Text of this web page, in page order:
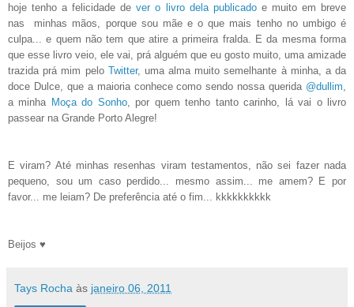
hoje tenho a felicidade dever o livro dela publicadoe muito em breve
nas minhas mãos, porque sou mãe e o que mais tenho no umbigo é
culpa... e quem não tem que atire a primeira fralda. E da mesma forma
que esse livro veio, ele vai, prá alguém que eu gosto muito, uma amizade
trazida prá mim pelo Twitter, uma alma muito semelhante à minha, a da
doce Dulce, que a maioria conhece como sendo nossa querida @dullim
a minha Moça do Sonho, por quem tenho tanto carinho, lá vai o livro
passear na Grande Porto Alegre!
E viram? Até minhas resenhas viram testamentos, não sei fazer nada
pequeno, sou um caso perdido... mesmo assim... me amem? E por
favor... me leiam? De preferência até o fim... kkkkkkkkkk
Beijos ♥
Tays Rocha às janeiro 06, 2011